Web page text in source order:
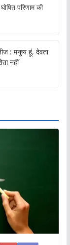
परिणाम की
: मनुष्य हूं, देवता
नहीं